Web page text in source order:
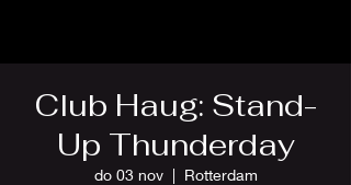
Club Haug: Stand-
Up Thunderday
do 03 nov
  |
Rotterdam